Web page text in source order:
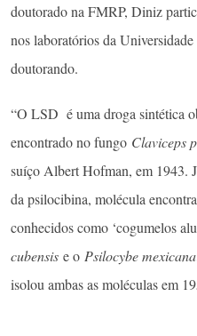
doutorado na FMRP, Diniz
nos laboratórios da
doutorando.
“O LSD é uma droga sintética
encontrado no fungo Claviceps
suíço Albert Hofman, em 1943.
da psilocibina, molécula
conhecidos como ‘cogumelos
cubensis e o Psilocybe mexicana
isolou ambas as moléculas em